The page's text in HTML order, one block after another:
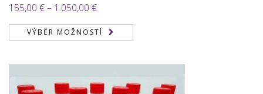
155,00 €– 1.050,00 €Rozpětí
cen:
155,00 €
VÝBĚR MOŽNOSTÍ